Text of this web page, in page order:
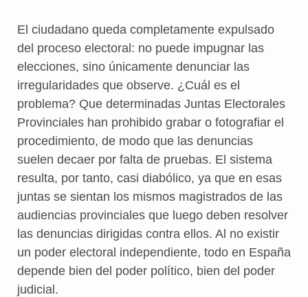
El ciudadano queda completamente expulsado
del proceso electoral: no puede impugnar las
elecciones, sino únicamente denunciar las
irregularidades que observe. ¿Cuál es el
problema? Que determinadas Juntas Electorales
Provinciales han prohibido grabar o fotografiar el
procedimiento, de modo que las denuncias
suelen decaer por falta de pruebas. El sistema
resulta, por tanto, casi diabólico, ya que en esas
juntas se sientan los mismos magistrados de las
audiencias provinciales que luego deben resolver
las denuncias dirigidas contra ellos. Al no existir
un poder electoral independiente, todo en España
depende bien del poder político, bien del poder
judicial.